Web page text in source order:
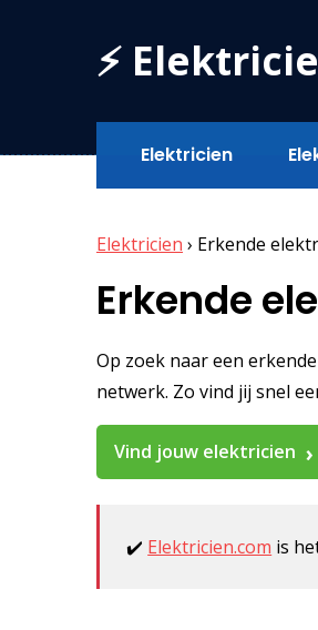
⚡
Elektricien
Elektricien › Erkende
Erkende
Op zoek naar een
netwerk. Zo vind jij snel
Vind jouw elektricien
✔️ Elektricien.com is